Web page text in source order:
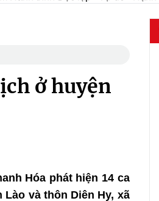
ở huyện
Hóa phát hiện 14 ca
và thôn Diên Hy, xã